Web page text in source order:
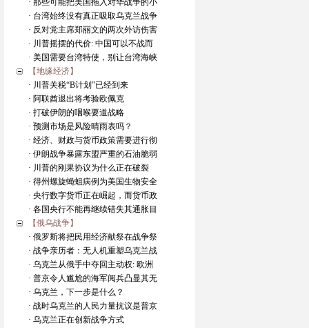
· 那些可能把美国拖入对华战争的小
· 台湾始终没有真正吸取乌克兰战争
· 反对党主席郑丽文的两次外访伤害
· 川普摇摆的代价: 中国可以不战而
· 美国需要台湾特使，别让台湾海峡
【地缘经济】
· 川普关税“B计划”已经到来
· 阿联酋退出将考验欧佩克
· 打破伊朗的咽喉要道战略
· 预测市场是风险晴雨表吗？
· 经济、财政与货币政策需要进行彻
· 伊朗战争暴露东盟严重的石油脆弱
· 川普的刚果协议为什么正在破裂
· 得州螺旋蝇蛆病例为美国生物安全
· 央行数字货币正在崛起，而货币政
· 各国央行不能再继续错失其通胀目
【俄乌战争】
· 俄罗斯将把民用经济献祭在战争祭
· 战争亲历者：无人机重塑乌克兰战
· 乌克兰从俄手中夺回主动权: 欧洲
· 普京令人尴尬的海军阅兵凸显其无
· 乌克兰，下一步是什么？
· 战时乌克兰的人民力量抗议是普京
· 乌克兰正在创新战争方式